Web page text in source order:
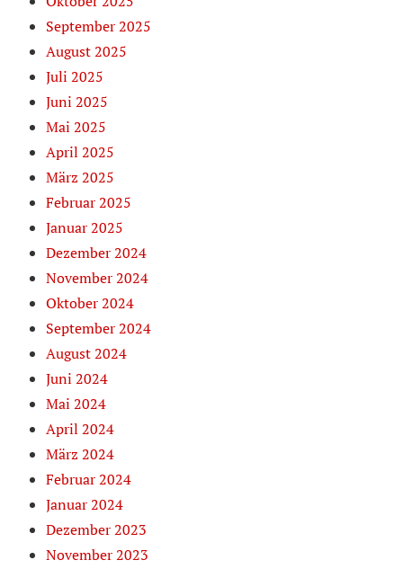
September 2025
August 2025
Juli 2025
Juni 2025
Mai 2025
April 2025
März 2025
Februar 2025
Januar 2025
Dezember 2024
November 2024
Oktober 2024
September 2024
August 2024
Juni 2024
Mai 2024
April 2024
März 2024
Februar 2024
Januar 2024
Dezember 2023
November 2023